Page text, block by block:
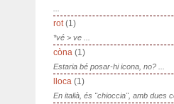
rot(1)
*vé > ve ...
còna (1)
Estaria bé posar-hi icona, no? ...
lloca (1)
En italià, és "chioccia", amb dues